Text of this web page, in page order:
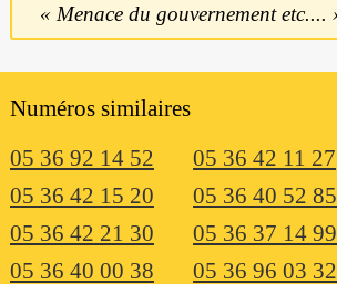
Menace du gouvernement etc....
Numéros similaires
05 36 92 14 52
05 36 42 11 27
05 36 42 15 20
05 36 40 52 85
05 36 42 21 30
05 36 37 14 99
05 36 40 00 38
05 36 96 03 32